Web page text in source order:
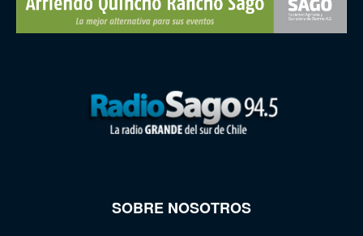
SOBRE NOSOTROS